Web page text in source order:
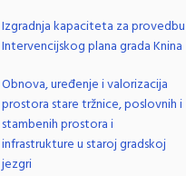
Izgradnja kapaciteta za provedbu
Intervencijskog plana grada Knina
Obnova, uređenje i valorizacija
prostora stare tržnice, poslovnih i
stambenih prostora i
infrastrukture u staroj gradskoj
jezgri